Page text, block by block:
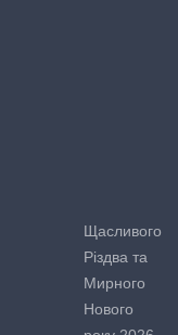
Щасливого
Різдва та
Мирного
Нового